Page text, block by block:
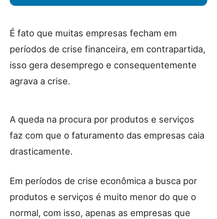
É fato que muitas empresas fecham em
períodos de crise financeira, em contrapartida,
isso gera desemprego e consequentemente
agrava a crise.
A queda na procura por produtos e serviços
faz com que o faturamento das empresas caia
drasticamente.
Em períodos de crise econômica a busca por
produtos e serviços é muito menor do que o
normal, com isso, apenas as empresas que